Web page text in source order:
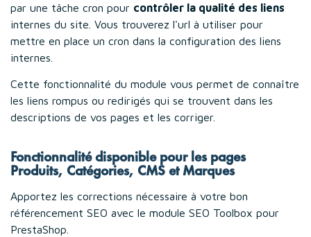
par une tâche cron pour contrôler la qualité des liens
internes du site. Vous trouverez l'url à utiliser pour
mettre en place un cron dans la configuration des liens
internes.
Cette fonctionnalité du module vous permet de connaître
les liens rompus ou redirigés qui se trouvent dans les
descriptions de vos pages et les corriger.
Fonctionnalité disponible pour les pages
Produits, Catégories, CMS et Marques
Apportez les corrections nécessaire à votre bon
référencement SEO avec le module SEO Toolbox pour
PrestaShop.